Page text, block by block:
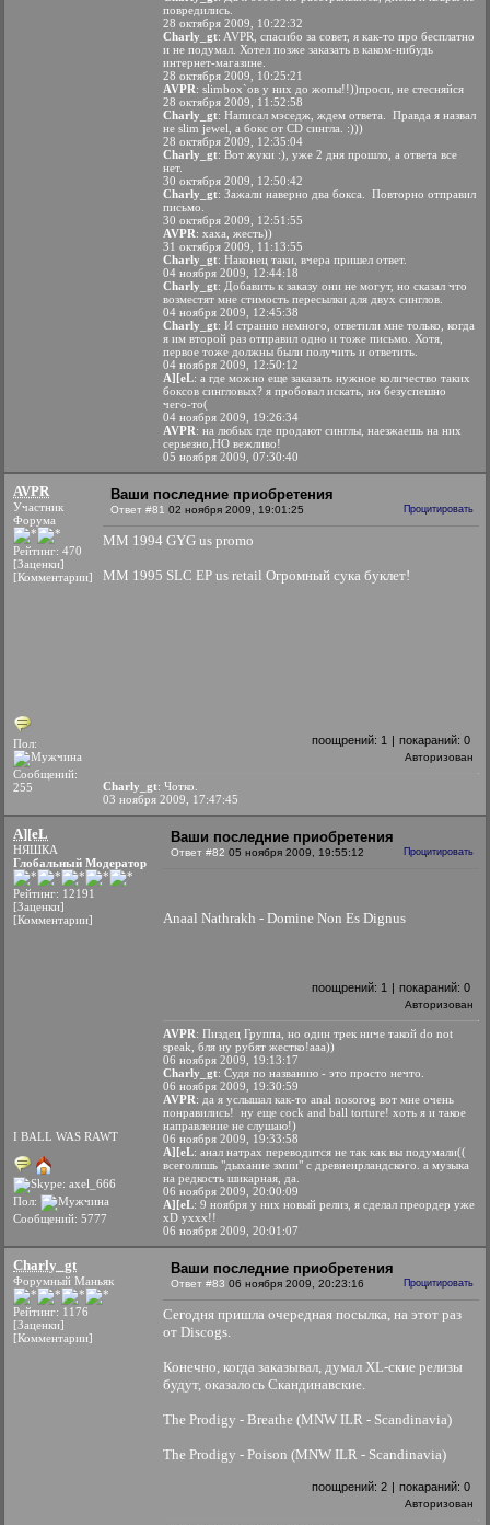
повредились.
28 октября 2009, 10:22:32
Charly_gt: AVPR, спасибо за совет, я как-то про бесплатно
и не подумал. Хотел позже заказать в каком-нибудь
интернет-магазине.
28 октября 2009, 10:25:21
AVPR: slimboх`ов у них до жопы!!))проси, не стесняйся
28 октября 2009, 11:52:58
Charly_gt: Написал мэседж, ждем ответа.
Правда я назвал
не slim jewel, а бокс от CD сингла. :)))
28 октября 2009, 12:35:04
Charly_gt: Вот жуки :), уже 2 дня прошло, а ответа все
нет.
30 октября 2009, 12:50:42
Charly_gt: Зажали наверно два бокса.
Повторно отправил
письмо.
30 октября 2009, 12:51:55
AVPR: хаха, жесть))
31 октября 2009, 11:13:55
Charly_gt: Наконец таки, вчера пришел ответ.
04 ноября 2009, 12:44:18
Charly_gt: Добавить к заказу они не могут, но сказал что
возместят мне стимость пересылки для двух синглов.
04 ноября 2009, 12:45:38
Charly_gt: И странно немного, ответили мне только, когда
я им второй раз отправил одно и тоже письмо. Хотя,
первое тоже должны были получить и ответить.
04 ноября 2009, 12:50:12
A][eL: а где можно еще заказать нужное количество таких
боксов сингловых? я пробовал искать, но безуспешно
чего-то(
04 ноября 2009, 19:26:34
AVPR: на любых где продают синглы, наезжаешь на них
серьезно,НО вежливо!
05 ноября 2009, 07:30:40
AVPR
Участник
Форума
Рейтинг: 470
[Заценки]
[Комментарии]
Пол:
Сообщений:
255
Ваши последние приобретения
Ответ #81 02 ноября 2009, 19:01:25 Процитировать
MM 1994 GYG us promo
MM 1995 SLC EP us retail Огромный сука буклет!
поощрений: 1 | покараний: 0
Авторизован
Charly_gt: Чотко.
03 ноября 2009, 17:47:45
A][eL
НЯШКА
Глобальный Модератор
Рейтинг: 12191
[Заценки]
[Комментарии]
I BALL WAS RAWT
Пол:
Сообщений: 5777
Ваши последние приобретения
Ответ #82 05 ноября 2009, 19:55:12 Процитировать
Anaal Nathrakh - Domine Non Es Dignus
поощрений: 1 | покараний: 0
Авторизован
AVPR: Пиздец Группа, но один трек ниче такой do not
speak, бля ну рубят жестко!ааа))
06 ноября 2009, 19:13:17
Charly_gt: Судя по названию - это просто нечто.
06 ноября 2009, 19:30:59
AVPR: да я услышал как-то anal nosorog вот мне очень
понравились! ну еще cock and ball torture! хоть я и такое
направление не слушаю!)
06 ноября 2009, 19:33:58
A][eL: анал натрах переводится не так как вы подумали((
всеголишь "дыхание змии" с древнеирландского. а музыка
на редкость шикарная, да.
06 ноября 2009, 20:00:09
A][eL: 9 ноября у них новый релиз, я сделал преордер уже
xD уххх!!
06 ноября 2009, 20:01:07
Charly_gt
Форумный Маньяк
Рейтинг: 1176
[Заценки]
[Комментарии]
Ваши последние приобретения
Ответ #83 06 ноября 2009, 20:23:16 Процитировать
Сегодня пришла очередная посылка, на этот раз
от Discogs.
Конечно, когда заказывал, думал XL-ские релизы
будут, оказалось Скандинавские.
The Prodigy - Breathe (MNW ILR - Scandinavia)
The Prodigy - Poison (MNW ILR - Scandinavia)
поощрений: 2 | покараний: 0
Авторизован